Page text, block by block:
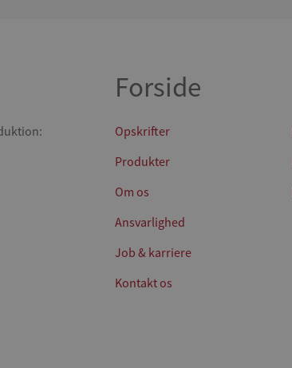
Forside
Opskrifter
Produkter
Om os
Ansvarlighed
Job & karriere
Kontakt os